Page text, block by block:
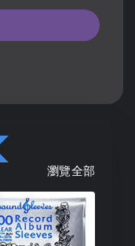
瀏覽全部